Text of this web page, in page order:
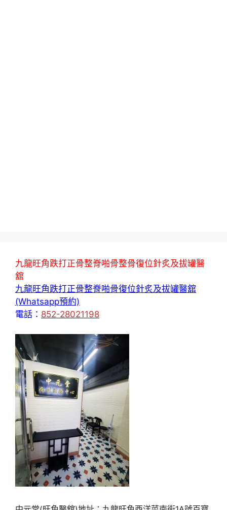
九龍旺角跌打正骨整脊啪骨整骨復位針炙及拔罐醫
舘
九龍旺角跌打正骨整脊啪骨復位針炙及拔罐醫舘
(Whatsapp預約)
電話： 852-28021198